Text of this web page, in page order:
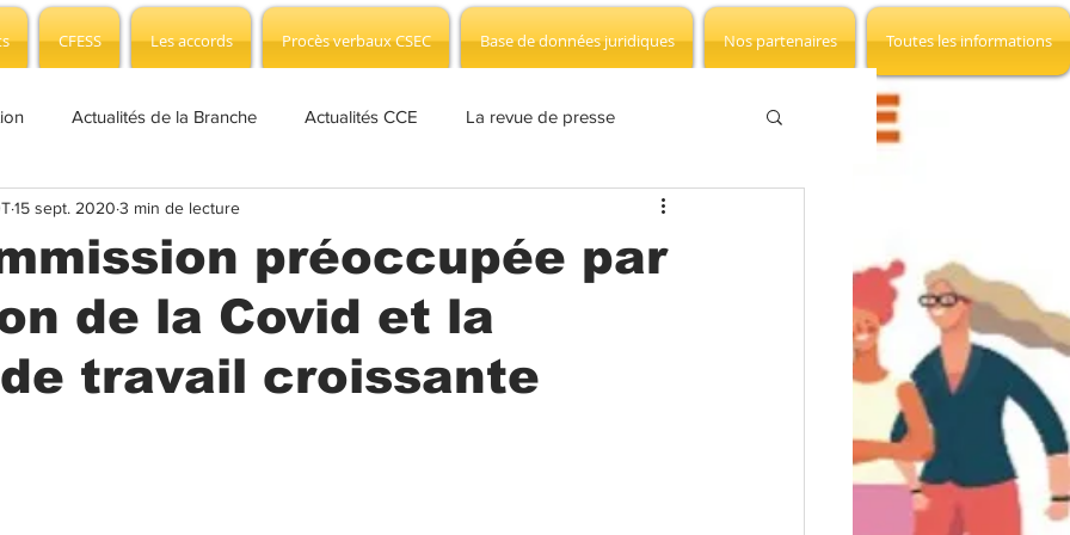
CFESS Les accords Procès verbaux CSEC Base de données juridiques Nos partenaires Toutes les informations
Actualités de la Branche Actualités CCE La revue de presse
Covid-19 Actualités CSEC Négociation
presse Plan de sauvegarde CSEC Branche
préoccupée par
de la Covid et la
travail croissante
15 sept. 2020 3 min de lecture